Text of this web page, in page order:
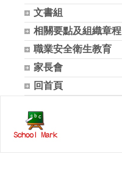
文書組
相關要點及組織章程
職業安全衛生教育
家長會
回首頁